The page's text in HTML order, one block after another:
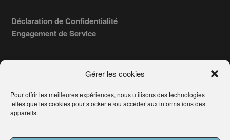
Gérer les cookies
Pour offrir les meilleures expériences, nous utilisons des technologies
telles que les cookies pour stocker et/ou accéder aux informations des
appareils.
Déclaration de Confidentialité
Engagement de Service
COPYRIGHT © 2026 · TROUVERVOTREAVOCAT.COM, ÉDITÉ PAR
LA SOCIÉTÉAWATECH- 91, RUE DU FAUBOURG ST HONORÉ